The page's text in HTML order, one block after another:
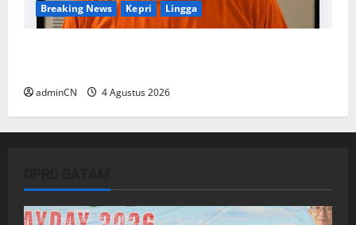
Breaking News Kepri Lingga
adminCN 4 Agustus 2026